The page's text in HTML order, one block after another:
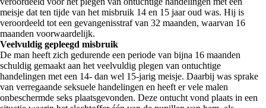
meisje dat ten tijde van het misbruik 14 en 15 jaar oud was. Hij is
veroordeeld tot een gevangenisstraf van 32 maanden, waarvan 16
maanden voorwaardelijk.
Veelvuldig gepleegd misbruik
De man heeft zich gedurende een periode van bijna 16 maanden
schuldig gemaakt aan het veelvuldig plegen van ontuchtige
handelingen met een 14- dan wel 15-jarig meisje. Daarbij was sprake
van verregaande seksuele handelingen en heeft er vele malen
onbeschermde seks plaatsgevonden. Deze ontucht vond plaats in een